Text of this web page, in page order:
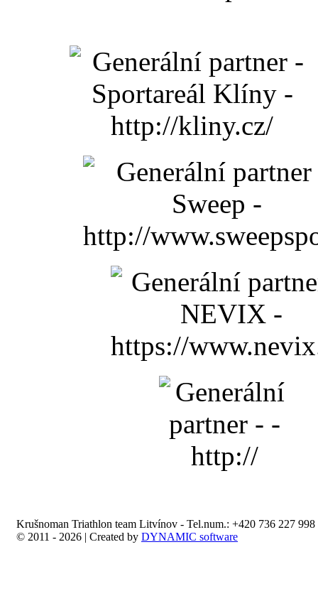
Krušnoman Triathlon team Litvínov - Tel.num.: +420 736 227
© 2011 - 2026 | Created by DYNAMIC software